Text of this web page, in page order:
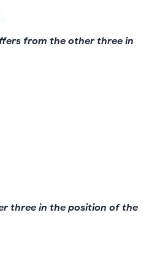
from the other three in
three in the position of the